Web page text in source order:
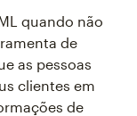
quando não
de
as pessoas
clientes em
de